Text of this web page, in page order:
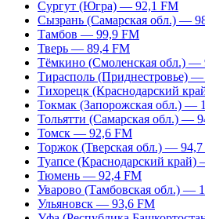
Сургут (Югра) — 92,1 FM
Сызрань (Самарская обл.) —
Тамбов — 99,9 FM
Тверь — 89,4 FM
Тёмкино (Смоленская обл.) —
Тирасполь (Приднестровье)
Тихорецк (Краснодарский
Токмак (Запорожская обл.) —
Тольятти (Самарская обл.) —
Томск — 92,6 FM
Торжок (Тверская обл.) —
Туапсе (Краснодарский край)
Тюмень — 92,4 FM
Уварово (Тамбовская обл.) —
Ульяновск — 93,6 FM